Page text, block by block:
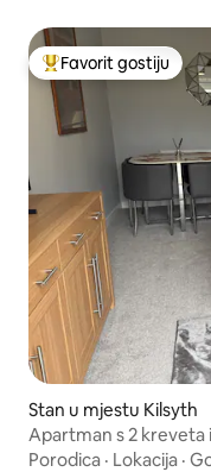
Glavni favorit gostiju
Favorit gostiju
Stan u mjestu Kilsyth
Apartman s 2 kreveta
Porodica · Lokacija ·